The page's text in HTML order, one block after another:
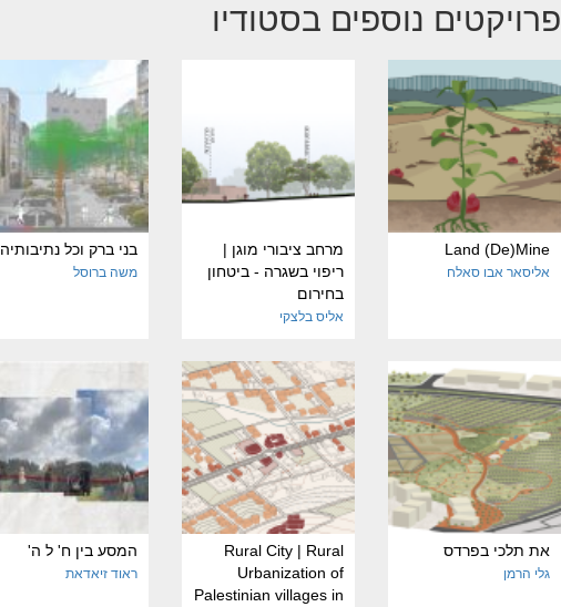
פרויקטים נוספים בסטודיו
Land (De)Mine
אליסאר אבו סאלח
מרחב ציבורי מוגן |
ריפוי בשגרה - ביטחון
בחירום
אליס בלצקי
בני ברק וכל נתיבותיה
משה ברוסל
את תלכי בפרדס
גלי הרמן
Rural City | Rural
Urbanization of
Palestinian villages in
המסע בין ח' ל ה'
ראוד זיאדאת